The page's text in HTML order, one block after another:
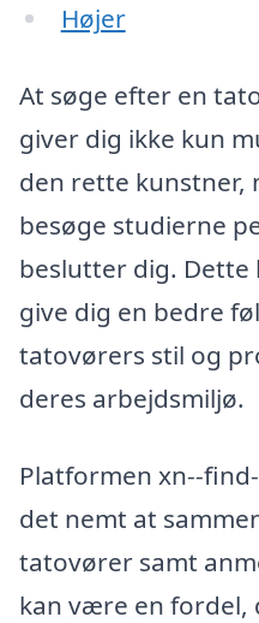
Højer
At søge efter en
giver dig ikke kun
den rette kunstner,
besøge studierne
beslutter dig.
give dig en bedre
tatovørers stil og
deres arbejdsmiljø.
Platformen xn--
det nemt at
tatovører samt
kan være en fordel,